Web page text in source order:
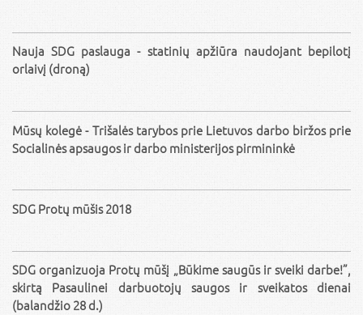
Nauja SDG paslauga - statinių apžiūra naudojant bepilotį
orlaivį (droną)
Mūsų kolegė - Trišalės tarybos prie Lietuvos darbo biržos prie
Socialinės apsaugos ir darbo ministerijos pirmininkė
SDG Protų mūšis 2018
SDG organizuoja Protų mūšį „Būkime saugūs ir sveiki darbe!”,
skirtą Pasaulinei darbuotojų saugos ir sveikatos dienai
(balandžio 28 d.)